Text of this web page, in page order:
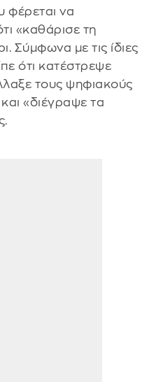
να
«καθάρισε τη
Σύμφωνα με τις ίδιες
ότι κατέστρεψε
τους ψηφιακούς
«διέγραψε τα